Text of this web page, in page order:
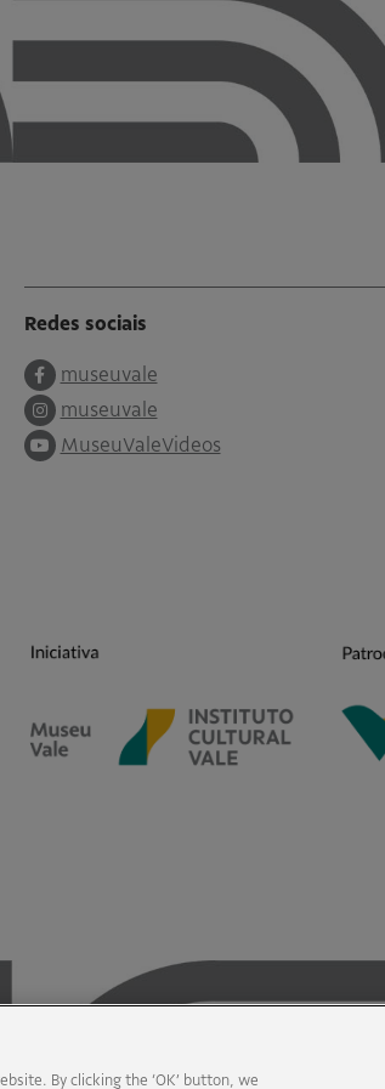
Redes sociais
museuvale
museuvale
MuseuValeVideos
By clicking the ‘OK’ button, we